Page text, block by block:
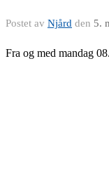
Postet av Njård den 5.
Fra og med mandag